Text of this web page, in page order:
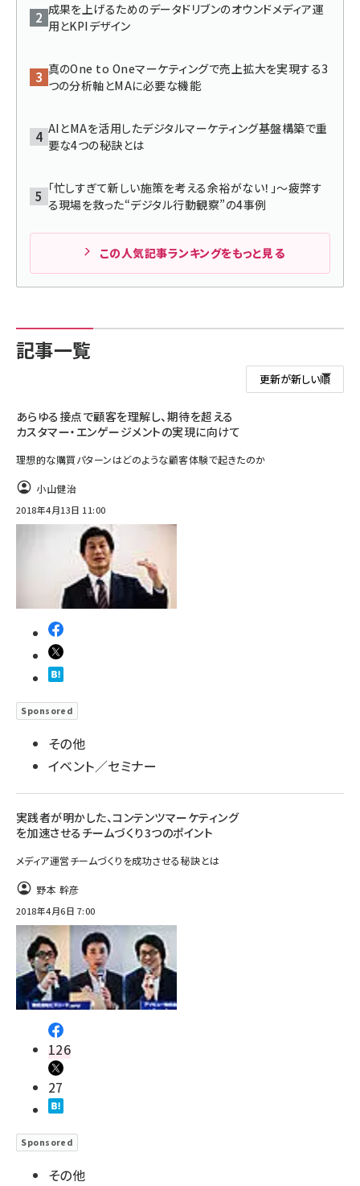
成果を上げるためのデータドリブンのオウンドメディア運
用とKPIデザイン
真のOne to Oneマーケティングで売上拡大を実現する3
つの分析軸とMAに必要な機能
AIとMAを活用したデジタルマーケティング基盤構築で重
要な4つの秘訣とは
「忙しすぎて新しい施策を考える余裕がない！」～疲弊す
る現場を救った“デジタル行動観察”の4事例
この人気記事ランキングをもっと見る
記事一覧
あらゆる接点で顧客を理解し、期待を超える
カスタマー・エンゲージメントの実現に向けて
理想的な購買パターンはどのような顧客体験で起きたのか
小山健治
2018年4月13日 11:00
Sponsored
その他
イベント／セミナー
実践者が明かした、コンテンツマーケティング
を加速させるチームづくり3つのポイント
メディア運営チームづくりを成功させる秘訣とは
野本 幹彦
2018年4月6日 7:00
126
27
Sponsored
その他